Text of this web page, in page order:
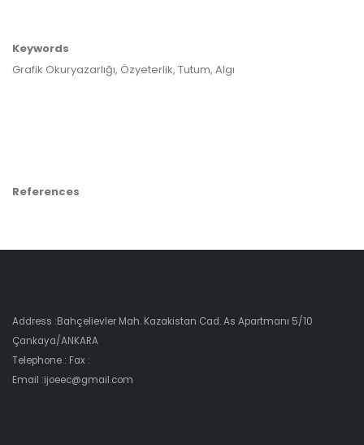
Keywords
Grafik Okuryazarlığı, Özyeterlik, Tutum, Algı
References
Address :Bahçelievler Mah. Kazakistan Cad. As Apartmanı 5/10
Çankaya/ANKARA
Telephone : Fax :
Email :ijoeec@gmail.com